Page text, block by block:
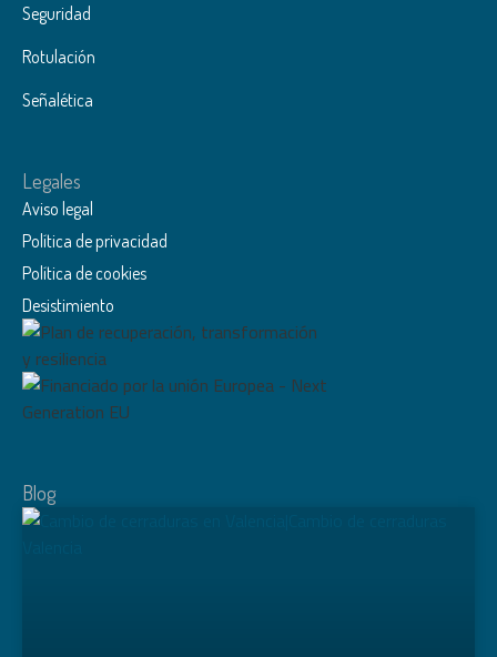
Seguridad
Rotulación
Señalética
Legales
Aviso legal
Política de privacidad
Política de cookies
Desistimiento
Blog